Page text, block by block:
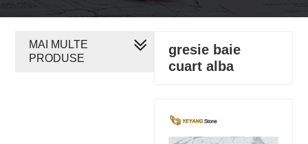
gresie baie
cuart alba
MAI MULTE
PRODUSE